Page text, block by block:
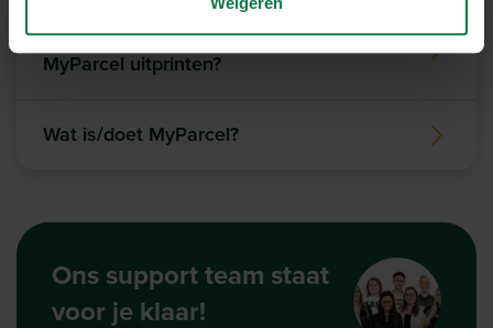
Met welke printer kan ik de labels van
MyParcel uitprinten?
Wat is/doet MyParcel?
Ons support team staat
voor je klaar!